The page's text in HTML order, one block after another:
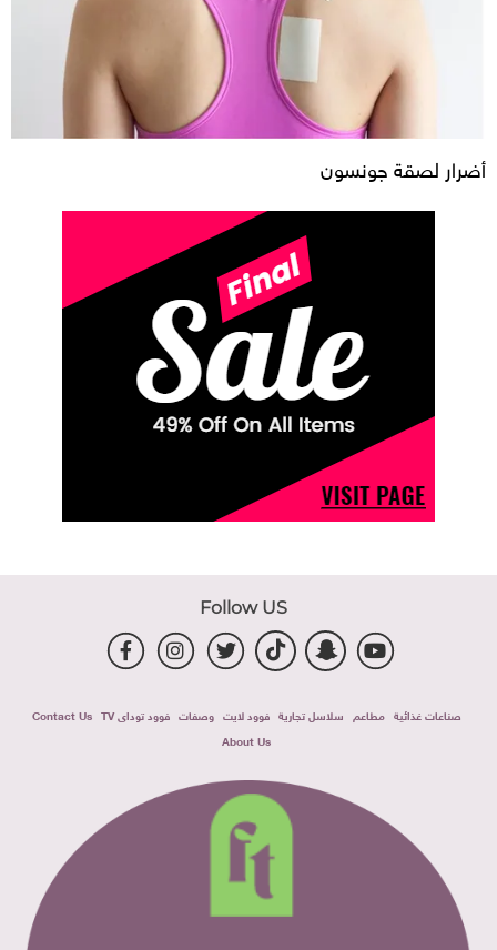
أضرار لصقة جونسون
Follow US
صناعات غذائية مطاعم سلاسل تجارية فوود لايت وصفات فوود توداى TV
Contact Us
About Us